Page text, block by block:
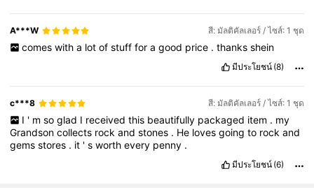
A***W สี: มัลติคัลเลอร์ / ไซส์: 1 ชุด
comes with a lot of stuff for a good price . thanks shein
มีประโยชน์ (8)
c***8 สี: มัลติคัลเลอร์ / ไซส์: 1 ชุด
I ' m so glad I received this beautifully packaged item . my
Grandsoncollects rockandstones . He lovesgoingto rockand
gemsstores . it 'sworthevery penny .
มีประโยชน์ (6)